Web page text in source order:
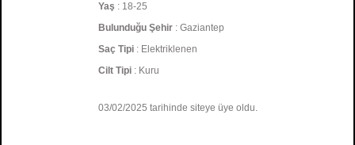
Yaş : 18-25
Bulunduğu Şehir: Gaziantep
Saç Tipi: Elektriklenen
Cilt Tipi: Kuru
03/02/2025 tarihinde siteye üye oldu.